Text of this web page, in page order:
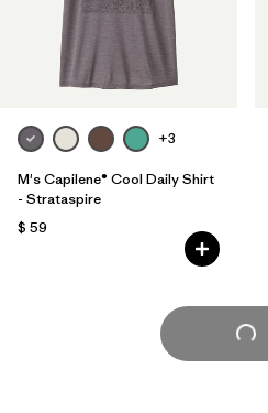
+3
M's Capilene® Cool Daily Shirt
- Strataspire
$ 59
Cargar